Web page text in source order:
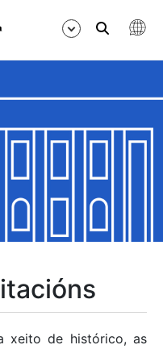
xeito de histórico, as